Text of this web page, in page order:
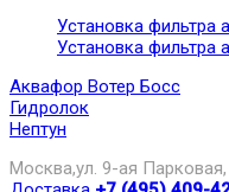
Установка фильтра
Установка фильтра
Аквафор Вотер Босс
Гидролок
Нептун
Москва,ул. 9-ая Парковая,